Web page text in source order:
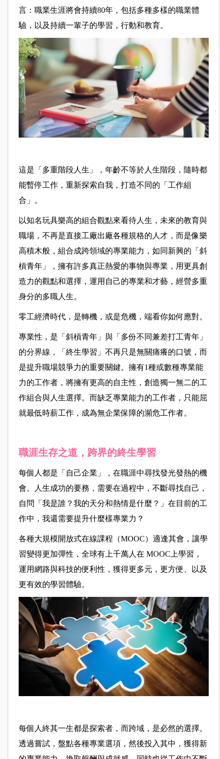
言：職業生涯將會持續80年，包括多種多樣的職業體
驗，以及持續一輩子的學習，行動和教育。
這是「多重階段人生」，年齡不等於人生階段，隨時都
能暫停工作，重新探索自我，打造不同的「工作組
合」。
以知名玩具樂高的組合觀點來看待人生，未來的教育與
職場，不再是直接工廠出廠各種規格的人才，而是像樂
高積木般，組合成跨領域的專業能力，如同新興的「斜
槓青年」，擁有許多真正熱愛的事物與專業，用更具創
造力的觀點和選擇，運用自己的專業和才藝，經營多重
身分的多職人生。
零工經濟時代，是轉機，或是危機，端看你如何應對。
專業性，是「斜槓青年」與「多份不同兼差打工青年」
的分界線，「終生學習」不再只是無關痛癢的口號，而
是提升職場競爭力的重要關鍵。擁有1種或數種專業能
力的工作者，將擁有更高的自主性，創造獨一無二的工
作組合與人生選擇。而缺乏專業能力的工作者，只能屈
就最低時薪工作，成為無企業保障的瀕危工作者。
職涯生存之道，跨界的終生學習
每個人都是「自己企業」，在職涯中尋找發光發熱的機
會。人生成功的要務，需要在過程中，不斷尋找自己，
自問「我是誰？我的天分和熱情是什麼？」在目前的工
作中，我還需要提升什麼樣專業力？
各種大規模開放式在線課程（MOOC）適逢其會，讓學
習變得更加彈性，全球有上千萬人在 MOOC上學習，
運用網路與科技的便利性，獲得更多元，更方便、以及
更有效的學習體驗。
每個人終其一生都是探索者，而跨域，是必然的選擇。
透過嘗試，盤點各種專業選項，然後投入其中，獲得新